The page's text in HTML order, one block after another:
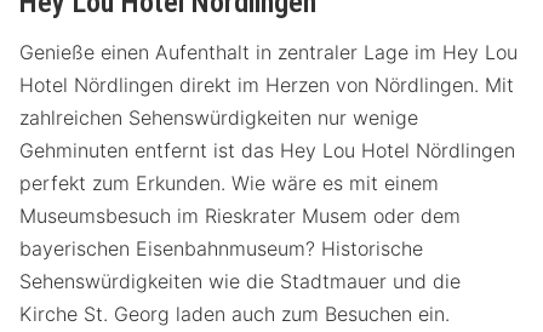
Genieße einen Aufenthalt in zentraler Lage im Hey Lou
Hotel Nördlingen direkt im Herzen von Nördlingen. Mit
zahlreichen Sehenswürdigkeiten nur wenige
Gehminuten entfernt ist das Hey Lou Hotel Nördlingen
perfekt zum Erkunden. Wie wäre es mit einem
Museumsbesuch im Rieskrater Musem oder dem
bayerischen Eisenbahnmuseum? Historische
Sehenswürdigkeiten wie die Stadtmauer und die
Kirche St. Georg laden auch zum Besuchen ein.